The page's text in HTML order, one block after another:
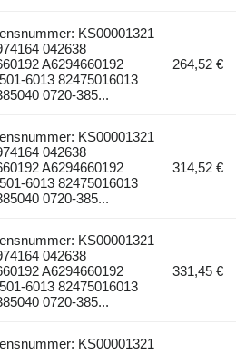
KS00001321
042638
A6294660192
6013 82475016013
0720-385...
264,52 €
KS00001321
042638
A6294660192
6013 82475016013
0720-385...
314,52 €
KS00001321
042638
A6294660192
6013 82475016013
0720-385...
331,45 €
KS00001321